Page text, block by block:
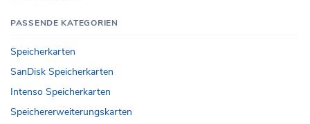
PASSENDE KATEGORIEN
Speicherkarten
SanDisk Speicherkarten
Intenso Speicherkarten
Speichererweiterungskarten